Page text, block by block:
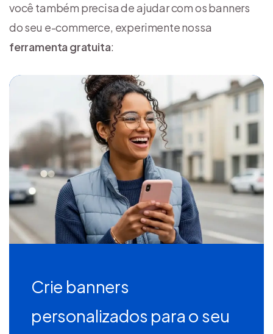
você também precisa de ajudar com os banners
do seu e-commerce, experimente nossa
ferramenta gratuita:
Crie banners
personalizados para o seu